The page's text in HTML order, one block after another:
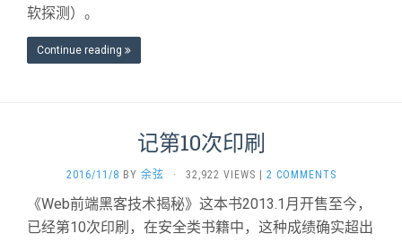
软探测）。
Continue reading
记第10次印刷
2016/11/8 BY 余弦 · 32,922 VIEWS 2 COMMENTS
《Web前端黑客技术揭秘》这本书2013.1月开售至今，
已经第10次印刷，在安全类书籍中，这种成绩确实超出